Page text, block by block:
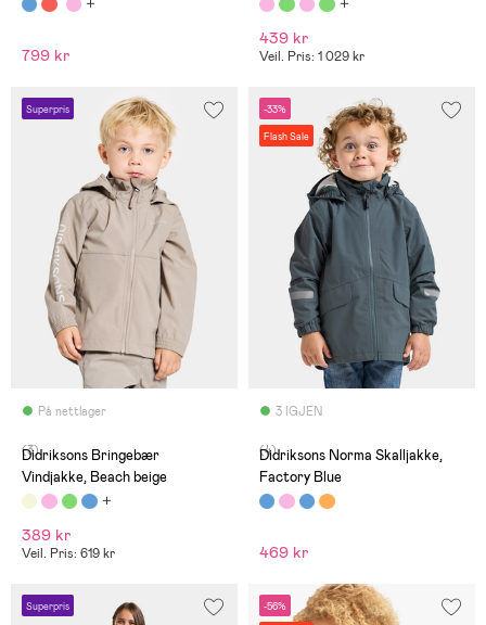
799 kr
439 kr
Veil. Pris: 1 029 kr
Superpris
På nettlager
(3)
Didriksons Bringebær
Vindjakke, Beach beige
389 kr
Veil. Pris: 619 kr
-33%
Flash Sale
3 IGJEN
(4)
Didriksons Norma Skalljakke,
Factory Blue
469 kr
Superpris -56%